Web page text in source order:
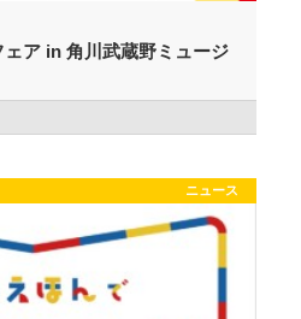
ア in 角川武蔵野ミュージ
ニュース